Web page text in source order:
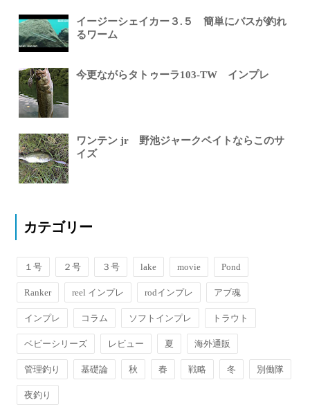
イージーシェイカー３.５ 簡単にバスが釣れ
るワーム
今更ながらタトゥーラ103-TW インプレ
ワンテン jr 野池ジャークベイトならこのサ
イズ
カテゴリー
１号 ２号 ３号 lake movie Pond
Ranker reel インプレ rodインプレ アブ魂
インプレ コラム ソフトインプレ トラウト
ベビーシリーズ レビュー 夏 海外通販
管理釣り 基礎論 秋 春 戦略 冬 別働隊
夜釣り